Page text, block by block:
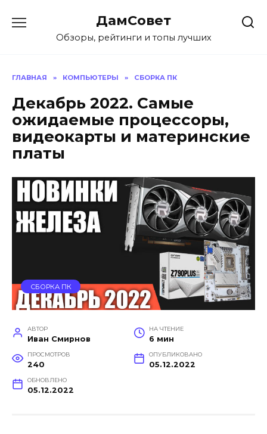
содержанию
ДамСовет
Обзоры, рейтинги и топы лучших
ГЛАВНАЯ » КОМПЬЮТЕРЫ » СБОРКА ПК
Декабрь 2022. Самые
ожидаемые процессоры,
видеокарты и материнские
платы
СБОРКА ПК
АВТОР
Иван Смирнов
НА ЧТЕНИЕ
6 мин
ПРОСМОТРОВ
240
ОПУБЛИКОВАНО
05.12.2022
ОБНОВЛЕНО
05.12.2022